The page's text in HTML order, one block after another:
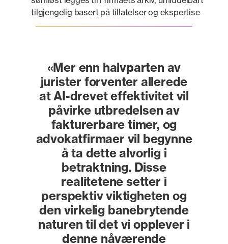
tilgjengelig basert på tillatelser og ekspertise
«Mer enn halvparten av
jurister forventer allerede
at AI-drevet effektivitet vil
påvirke utbredelsen av
fakturerbare timer, og
advokatfirmaer vil begynne
å ta dette alvorlig i
betraktning. Disse
realitetene setter i
perspektiv viktigheten og
den virkelig banebrytende
naturen til det vi opplever i
denne nåværende